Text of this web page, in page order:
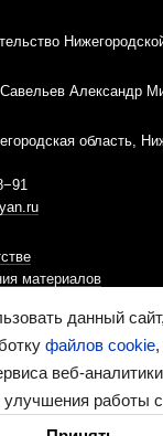
Александр
область,
материалов
использования
16+
данный
файлов cookie
веб-
работы